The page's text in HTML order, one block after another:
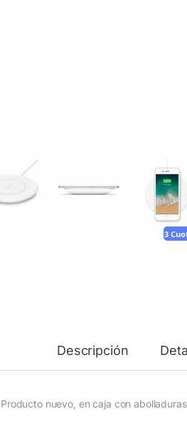
3
Descripción
Producto nuevo, en caja con